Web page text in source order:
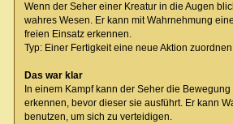
Wenn der Seher einer Kreatur in die Augen
wahres Wesen. Er kann mit Wahrnehmung
freien Einsatz erkennen.
Typ: Einer Fertigkeit eine neue Aktion zuordnen
Das war klar
In einem Kampf kann der Seher die
erkennen, bevor dieser sie ausführt. Er kann
benutzen, um sich zu verteidigen.